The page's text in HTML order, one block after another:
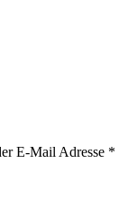
E-Mail Adresse *